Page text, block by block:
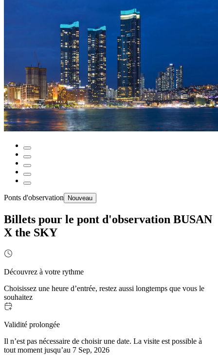
Ponts d'observation Nouveau
Billets pour le pont d'observation BUSAN
X the SKY
Découvrez à votre rythme
Choisissez une heure d’entrée, restez aussi longtemps que vous le
souhaitez
Validité prolongée
Il n’est pas nécessaire de choisir une date. La visite est possible à
tout moment jusqu’au 7 Sep, 2026